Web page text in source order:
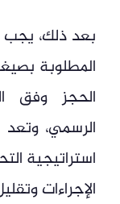
بعد ذلك، يجب
الحجز وفق
الرسمي، وتعد
استراتيجية
الإجراءات